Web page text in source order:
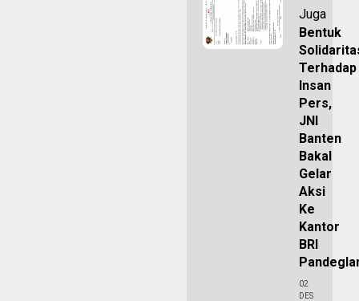
Juga
Bentuk
Terhadap
Insan
Pers,
JNI
Banten
Bakal
Gelar
Aksi
Ke
Kantor
BRI
02
DES